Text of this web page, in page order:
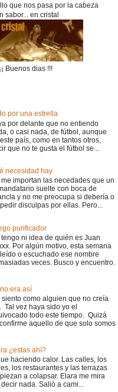
que nos pasa por la cabeza
sabor... en cristal
Buenos dias !!!
por una estrella
por delante que no entiendo
o casi nada, de fútbol, aunque
país, como en tantos otros,
que no te gusta el fútbol se...
necesidad hay
me importan las necedades que un
suelte con boca de
y no me preocupa si debería o
disculpas por ellas. Pero...
purificador
tengo ni idea de quién es Juan
Por algún motivo, esta semana
o escuchado ese nombre
veces. Busco y encuentro.
era así
siento como alguien que no creía
Tal vez haya sido yo el
todo este tiempo. Quizá
aquello de que solo somos
¿estas ahí?
haciendo calor. Las calles, los
los restaurantes y las terrazas
a colapsar. Elara me mira
nada. Salió a cami...